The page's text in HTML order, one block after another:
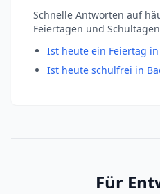
Schnelle Antworten auf
Feiertagen und
Ist heute ein Feiertag
Ist heute schulfrei in
Für